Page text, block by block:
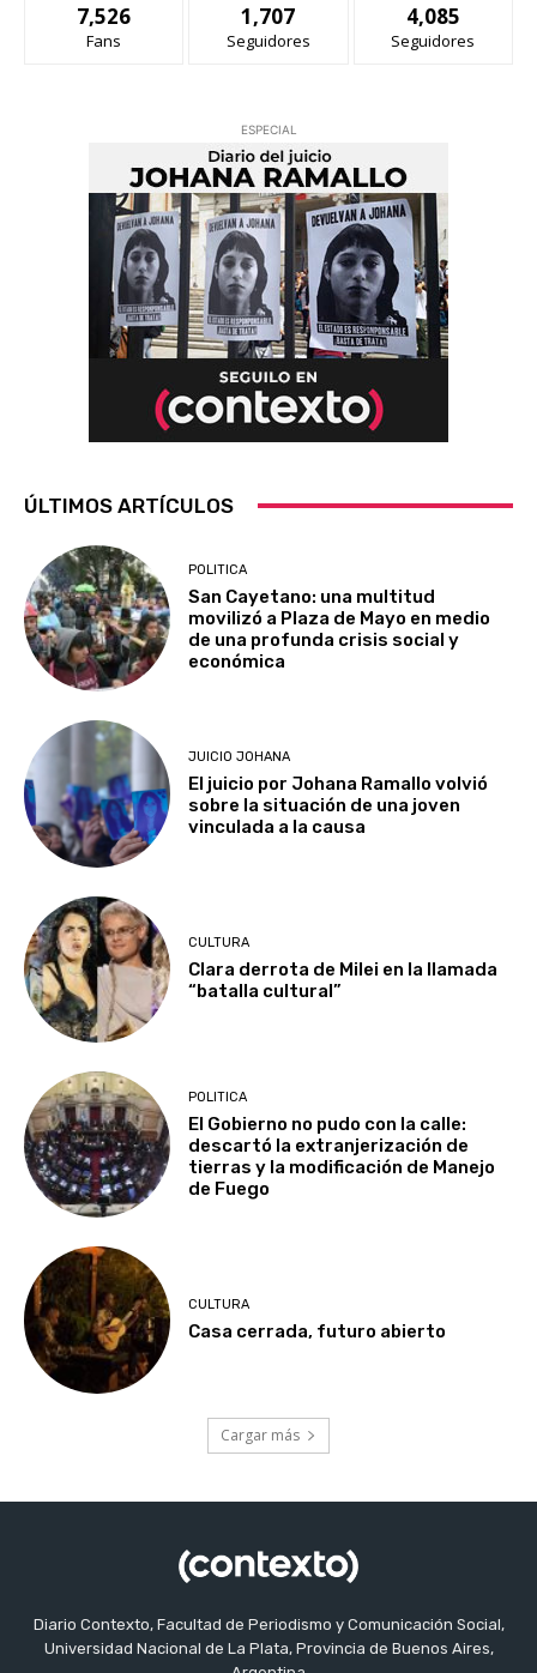
7,526
Fans
1,707
Seguidores
4,085
Seguidores
ESPECIAL
ÚLTIMOS ARTÍCULOS
POLITICA
San Cayetano: una multitud
movilizó a Plaza de Mayo en medio
de una profunda crisis social y
económica
JUICIO JOHANA
El juicio por Johana Ramallo volvió
sobre la situación de una joven
vinculada a la causa
CULTURA
Clara derrota de Milei en la llamada
“batalla cultural”
POLITICA
El Gobierno no pudo con la calle:
descartó la extranjerización de
tierras y la modificación de Manejo
de Fuego
CULTURA
Casa cerrada, futuro abierto
Cargar más
Diario Contexto, Facultad de Periodismo y Comunicación Social,
Universidad Nacional de La Plata, Provincia de Buenos Aires,